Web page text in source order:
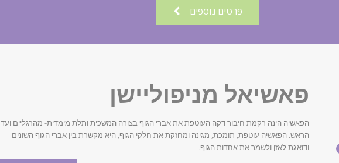
פרטים נוספים
פאשיאל מניפוליישן
הפאשיה הינה רקמת חיבור דקה העוטפת את אברי הגוף בצורה המשכית ותלת מימדית- מהרגליים ועד
הראש. הפאשיה עוטפת, תומכת, מגינה ומחזקת את חלקי הגוף, היא מקשרת בין אברי הגוף השונים
ודואגת לאזן ולשמר את אחדות הגוף.